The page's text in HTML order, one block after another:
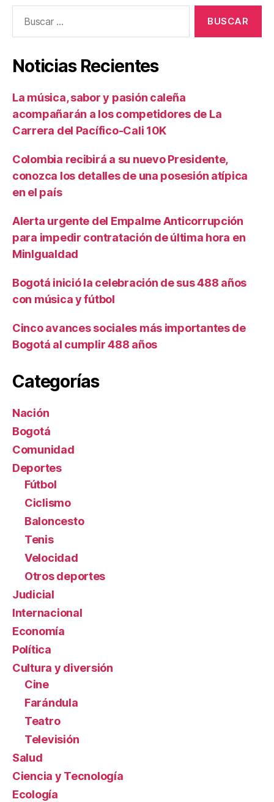
Noticias Recientes
La música, sabor y pasión caleña
acompañarán a los competidores de La
Carrera del Pacífico-Cali 10K
Colombia recibirá a su nuevo Presidente,
conozca los detalles de una posesión atípica
en el país
Alerta urgente del Empalme Anticorrupción
para impedir contratación de última hora en
MinIgualdad
Bogotá inició la celebración de sus 488 años
con música y fútbol
Cinco avances sociales más importantes de
Bogotá al cumplir 488 años
Categorías
Nación
Bogotá
Comunidad
Deportes
Fútbol
Ciclismo
Baloncesto
Tenis
Velocidad
Otros deportes
Judicial
Internacional
Economía
Política
Cultura y diversión
Cine
Farándula
Teatro
Televisión
Salud
Ciencia y Tecnología
Ecología